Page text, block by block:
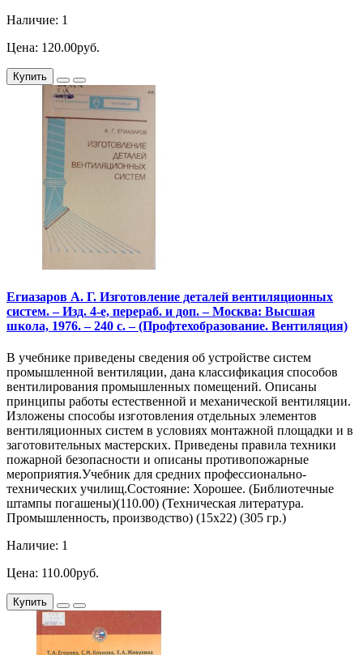
Наличие: 1
Цена: 120.00руб.
Купить
Егиазаров А. Г. Изготовление деталей вентиляционных
систем. – Изд. 4-е, перераб. и доп. – Москва: Высшая
школа, 1976. – 240 с. – (Профтехобразование. Вентиляция)
В учебнике приведены сведения об устройстве систем
промышленной вентиляции, дана классификация способов
вентилирования промышленных помещений. Описаны
принципы работы естественной и механической вентиляции.
Изложены способы изготовления отдельных элементов
вентиляционных систем в условиях монтажной площадки и в
заготовительных мастерских. Приведены правила техники
пожарной безопасности и описаны противопожарные
мероприятия.Учебник для средних профессионально-
технических училищ.Состояние: Хорошее. (Библиотечные
штампы погашены)(110.00) (Техническая литература.
Промышленность, производство) (15х22) (305 гр.)
Наличие: 1
Цена: 110.00руб.
Купить